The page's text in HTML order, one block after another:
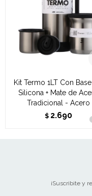
Kit Termo 1LT Con
Silicona + Mate de
Tradicional - Acero
$ 2.690
¡Suscribite y